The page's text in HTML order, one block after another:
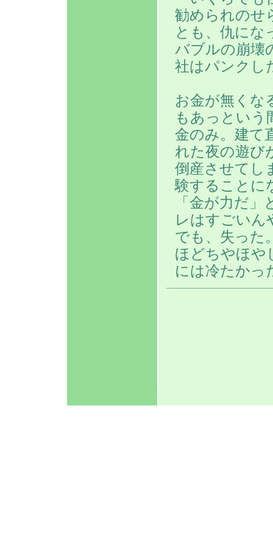
勧められのせ
とも、仇にな
バブルの崩壊
社はパンクし
お金が無くな
もあっという
金のみ。建て
れた夜の遊び
倒産させてし
験することに
「金が力だ
レはすごいん
でも、失った
ほどちやほや
には冷たかっ